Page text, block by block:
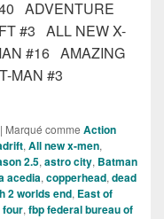
ADVENTURE
#3 ALL NEW X-
#16 AMAZING
MAN #3
VO du 11 Mars
| Marqué comme Action
, All new x-men,
2.5, astro city, Batman
acedia, copperhead, dead
2 worlds end, East of
, fbp federal bureau of